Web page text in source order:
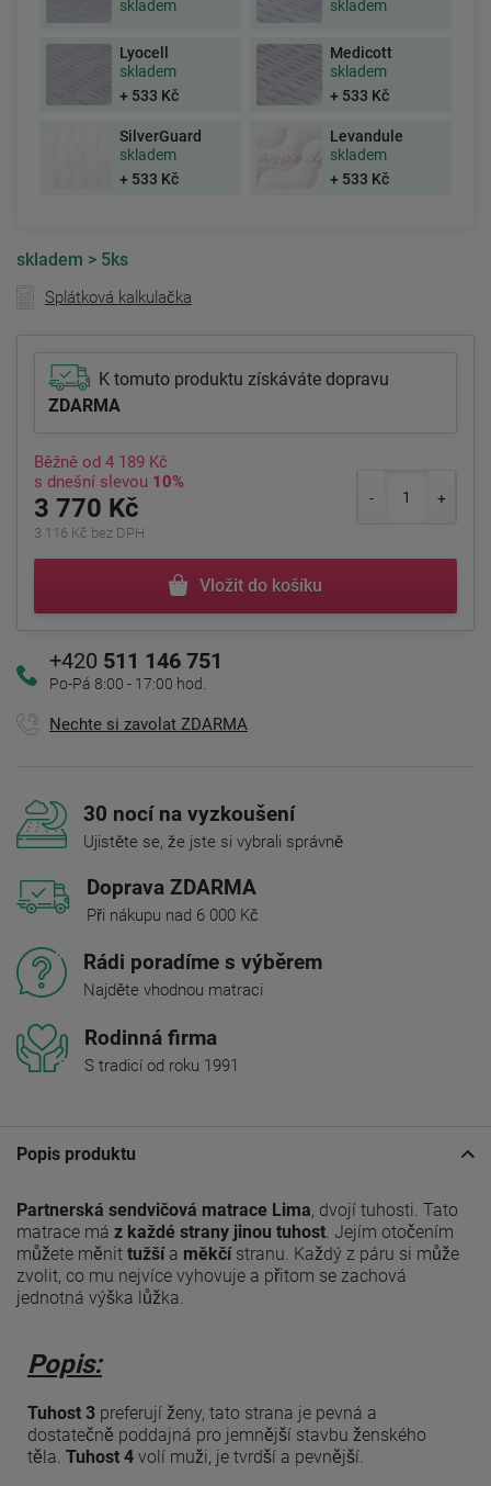
skladem
skladem
Lyocell
skladem
+ 533 Kč
Medicott
skladem
+ 533 Kč
SilverGuard
skladem
+ 533 Kč
Levandule
skladem
+ 533 Kč
skladem > 5ks
Splátková kalkulačka
K tomuto produktu získáváte dopravu
ZDARMA
Běžně od 4 189 Kč
s dnešní slevou 10%
3 770 Kč
3 116 Kč bez DPH
Vložit do košíku
+420 511 146 751
Po-Pá 8:00 - 17:00 hod.
Nechte si zavolat ZDARMA
30 nocí na vyzkoušení
Ujistěte se, že jste si vybrali správně
Doprava ZDARMA
Při nákupu nad 6 000 Kč
Rádi poradíme s výběrem
Najděte vhodnou matraci
Rodinná firma
S tradicí od roku 1991
Popis produktu
Partnerská sendvičová matrace Lima, dvojí tuhosti. Tato
matrace má z každé strany jinou tuhost . Jejím otočením
můžete měnit tužšía měkčístranu. Každý z páru si může
zvolit, co mu nejvíce vyhovuje a přitom se zachová
jednotná výška lůžka.
Popis:
Tuhost 3 preferují ženy, tato strana je pevná a
dostatečně poddajná pro jemnější stavbu ženského
těla. Tuhost 4 volí muži, je tvrdší a pevnější.